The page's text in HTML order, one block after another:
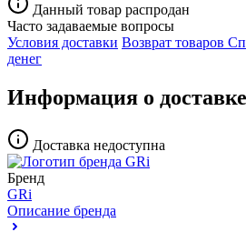
Данный товар распродан
Часто задаваемые вопросы
Условия доставки Возврат товаров
денег
Информация о доставке
Доставка недоступна
Бренд
GRi
Описание бренда